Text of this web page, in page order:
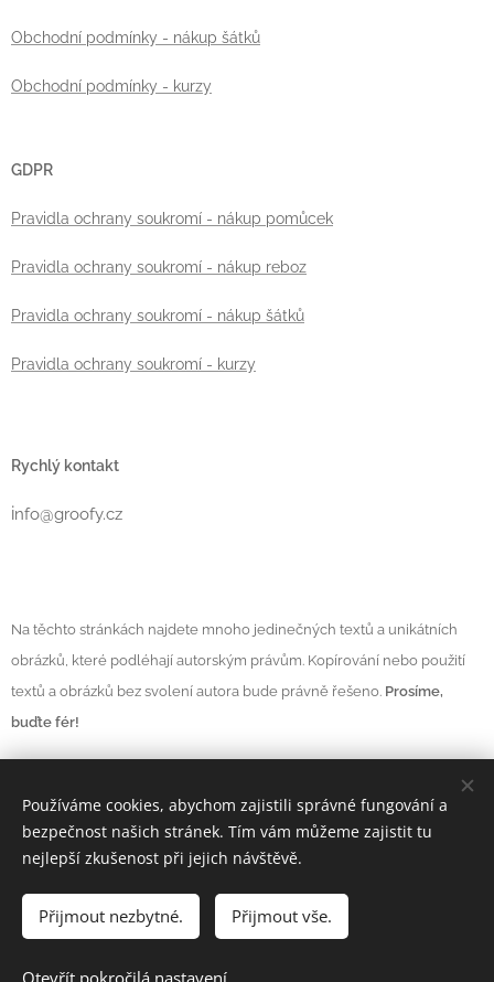
Do košíku
Obchodní podmínky - nákup šátků
Obchodní podmínky - kurzy
GDPR
Pravidla ochrany soukromí - nákup pomůcek
Pravidla ochrany soukromí - nákup reboz
Pravidla ochrany soukromí - nákup šátků
Pravidla ochrany soukromí - kurzy
Rychlý kontakt
info@groofy.cz
Na těchto stránkách najdete mnoho jedinečných textů a unikátních
obrázků, které podléhají autorským právům. Kopírování nebo použití
textů a obrázků bez svolení autora bude právně řešeno. Prosíme,
buďte fér!
Vytvořeno službouWebnode Cookies
Měna
CZK Kč
EUR €
Používáme cookies, abychom zajistili správné fungování a
bezpečnost našich stránek. Tím vám můžeme zajistit tu
nejlepší zkušenost při jejich návštěvě.
Přijmout nezbytné. Přijmout vše.
Otevřít pokročilá nastavení